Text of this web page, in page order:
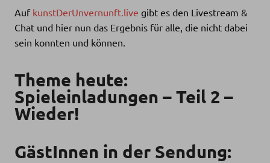
Auf kunstDerUnvernunft.live gibt es den Livestream &
Chat und hier nun das Ergebnis für alle, die nicht dabei
sein konnten und können.
Theme heute:
Spieleinladungen – Teil 2 –
Wieder!
GästInnen in der Sendung: